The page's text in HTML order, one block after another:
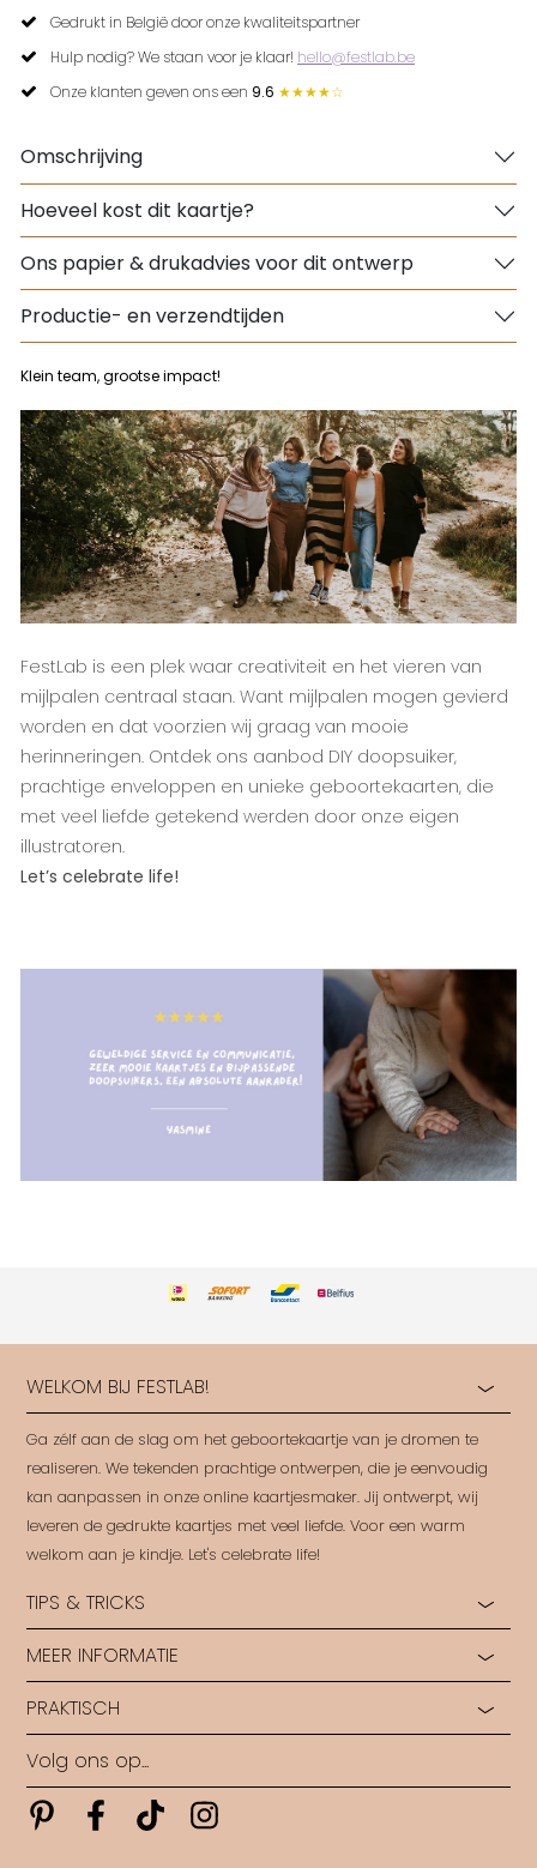
Gedrukt in België door onze kwaliteitspartner
Hulp nodig? We staan voor je klaar! hello@festlab.be
Onze klanten geven ons een 9.6 ★★★★☆
Omschrijving
Hoeveel kost dit kaartje?
Ons papier & drukadvies voor dit ontwerp
Productie- en verzendtijden
Klein team, grootse impact!
FestLab is een plek waar creativiteit en het vieren van
mijlpalen centraal staan. Want mijlpalen mogen gevierd
worden en dat voorzien wij graag van mooie
herinneringen. Ontdek ons aanbod DIY doopsuiker,
prachtige enveloppen en unieke geboortekaarten, die
met veel liefde getekend werden door onze eigen
illustratoren.
Let’s celebrate life!
WELKOM BIJ FESTLAB!
Ga zélf aan de slag om het geboortekaartje van je dromen te
realiseren. We tekenden prachtige ontwerpen, die je eenvoudig
kan aanpassen in onze online kaartjesmaker. Jij ontwerpt, wij
leveren de gedrukte kaartjes met veel liefde. Voor een warm
welkom aan je kindje. Let's celebrate life!
TIPS & TRICKS
Hoe start je?
Hulp bij opmaak
Rondleiding in ons Labo
Ontwerp op maat
MEER INFORMATIE
Ontdek alle papiersoorten
Ontdek alle druktechnieken
Wie zijn wij?
Levertijden
PRAKTISCH
Algemene voorwaarden
Veelgestelde vragen
Contact
Volg ons op...
PinterestPinterestPinterest